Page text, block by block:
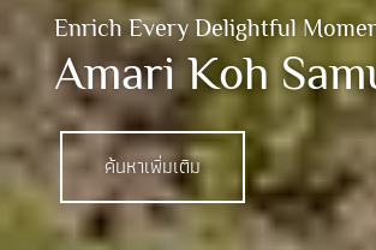
Enrich Every Delightful
Amari Koh
ค้นหาเพิ่มเติม